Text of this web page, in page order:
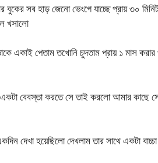
সব হাড় জেনো ভেংগে যাচ্ছে প্রায় ৩০
খসালো
একাই পেতাম তখোনি চুদতাম প্রায় ১ মাস
একটা বেবস্তা করতে সে তাই করলো আমার কাছে
দেখা হয়েছিলো দেখলাম তার সাথে একটা